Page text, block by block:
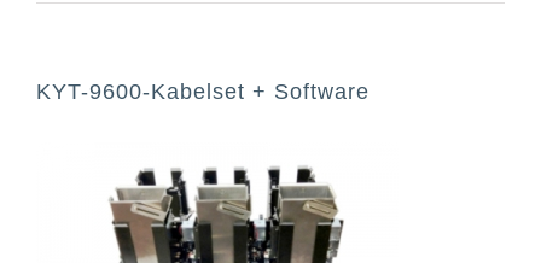
KYT-9600-Kabelset + Software